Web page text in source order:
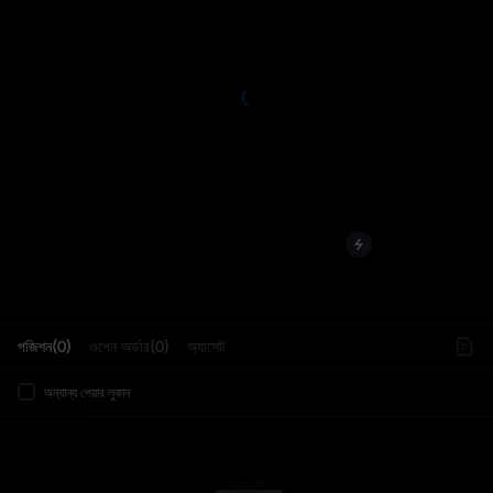
পজিশন(0) ওপেন অর্ডার(0) অ্যাসেট
অন্যান্য পেয়ার লুকান